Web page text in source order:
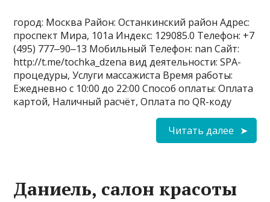
город: Москва Район: Останкинский район Адрес:
проспект Мира, 101а Индекс: 129085.0 Телефон: +7
(495) 777‒90‒13 Мобильный Телефон: nan Сайт:
http://t.me/tochka_dzena вид деятельности: SPA-
процедуры, Услуги массажиста Время работы:
Ежедневно с 10:00 до 22:00 Способ оплаты: Оплата
картой, Наличный расчёт, Оплата по QR-коду
Читать далее
Даниель, салон красоты